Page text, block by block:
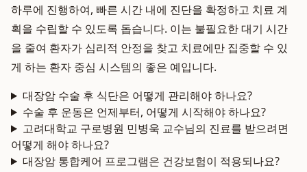
하루에 진행하여, 빠른 시간 내에 진단을 확정하고 치료 계
획을 수립할 수 있도록 돕습니다. 이는 불필요한 대기 시간
을 줄여 환자가 심리적 안정을 찾고 치료에만 집중할 수 있
게 하는 환자 중심 시스템의 좋은 예입니다.
대장암 수술 후 식단은 어떻게 관리해야 하나요?
수술 후 운동은 언제부터, 어떻게 시작해야 하나요?
고려대학교 구로병원 민병욱 교수님의 진료를 받으려면
어떻게 해야 하나요?
대장암 통합케어 프로그램은 건강보험이 적용되나요?